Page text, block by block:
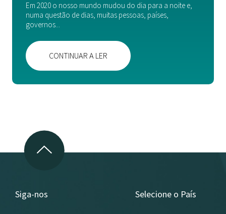
Em 2020 o nosso mundo mudou do dia para a noite e,
numa questão de dias, muitas pessoas, países,
governos...
CONTINUAR A LER
Siga-nos Selecione o País